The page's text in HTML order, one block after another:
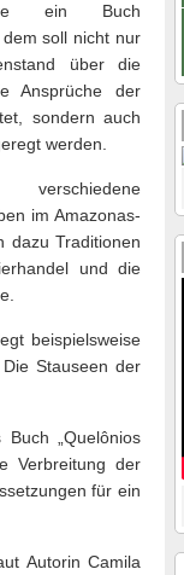
ein Buch
soll nicht nur
über die
Ansprüche der
sondern auch
werden.
im Amazonas-
dazu Traditionen
und die
beispielsweise
Stauseen der
„Quelônios
Verbreitung der
für ein
Autorin Camila